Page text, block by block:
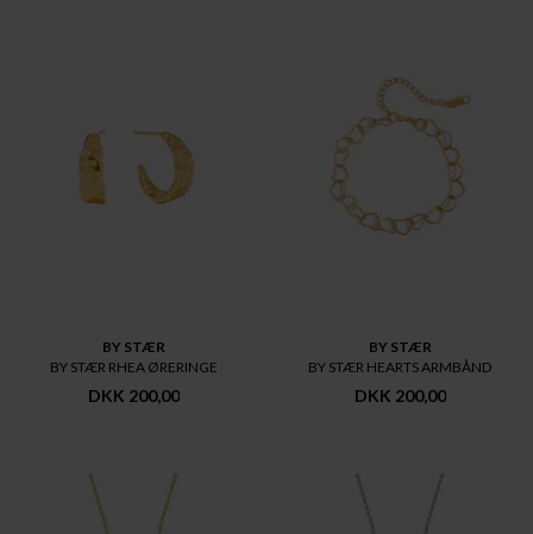
BY STÆR
BY STÆR RHEA ØRERINGE
DKK 200,00
BY STÆR
BY STÆR HEARTS ARMBÅND
DKK 200,00